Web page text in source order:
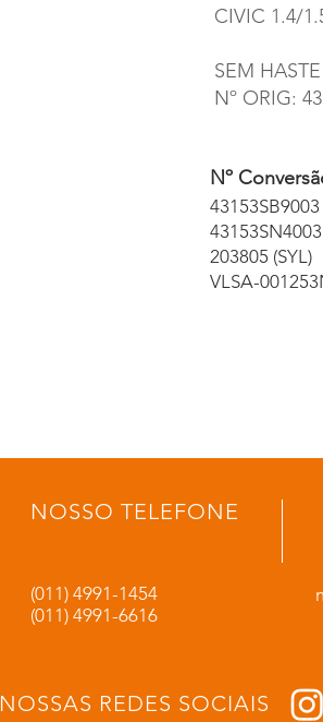
CIVIC 1.4/
SEM
Nº ORIG:
Nº
203805 (SYL)
VLSA-
NOSSO TELEFONE
(011) 4991-1454
(011) 4991-6616
NOSSAS REDES SOCIAIS